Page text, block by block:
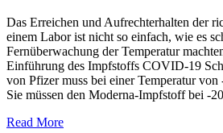
Das Erreichen und Aufrechterhalten der
einem Labor ist nicht so einfach, wie es
Fernüberwachung der Temperatur
Einführung des Impfstoffs COVID-19
von Pfizer muss bei einer Temperatur von
Sie müssen den Moderna-Impfstoff bei -
Read More